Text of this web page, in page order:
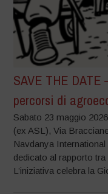
SAVE THE
percorsi di
Sabato 23 maggio
(ex ASL), Via
Navdanya
dedicato al rapporto
L’iniziativa celebra la